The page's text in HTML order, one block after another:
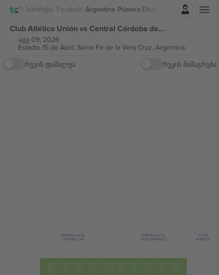
Სპორტი Football Argentine Primera División
შესვლა
Club Atlético Unión vs Central Córdoba de Santiago del Estero Argentine Primera División ბილეთი
აგვ 09, 2026
Estadio 15 de Abril, Santa Fe de la Vera Cruz, Argentina
რუკის დამალვა
რუკის მიმაგრება
TRIBUNA LOCAL
CENTRAL CBA
TRIBUNA LOCAL
VELEZ SARSFIELD
CODO
NORESTE